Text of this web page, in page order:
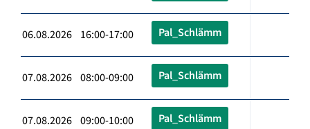
06.08.2026 16:00-17:00 Pal_Schlämm
07.08.2026 08:00-09:00 Pal_Schlämm
07.08.2026 09:00-10:00 Pal_Schlämm